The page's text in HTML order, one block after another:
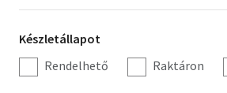
Hobbi, szabadidő
Irodalom
szűrés
Készletállapot
szűrés
Készletállapot
Rendelhető
Raktáron